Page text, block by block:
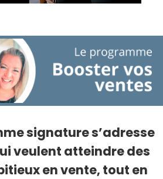
signature s’adresse
veulent atteindre des
en vente, tout en